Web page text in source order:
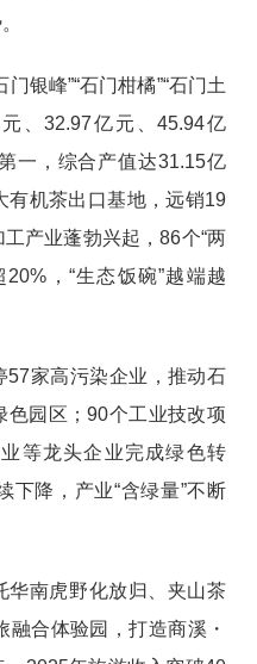
银峰”“石门柑橘”“石门土
、32.97亿元、45.94亿
一，综合产值达31.15亿
有机茶出口基地，远销19
产业蓬勃兴起，86个“两
，“生态饭碗”越端越
57家高污染企业，推动石
色园区；90个工业技改项
等龙头企业完成绿色转
下降，产业“含绿量”不断
华南虎野化放归、夹山茶
合体验园，打造商溪・